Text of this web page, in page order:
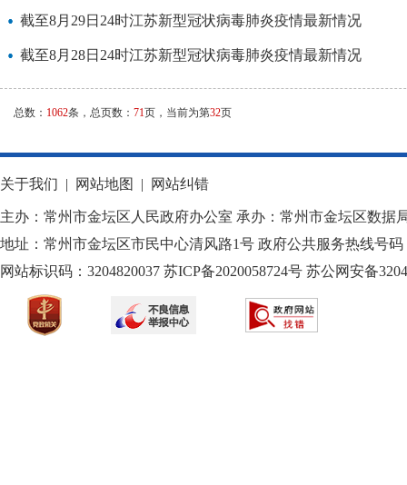
截至8月29日24时江苏新型冠状病毒肺炎疫情最新情况
截至8月28日24时江苏新型冠状病毒肺炎疫情最新情况
总数： 1062条，总页数： 71页，当前为第32页
关于我们 | 网站地图 | 网站纠错
主办：常州市金坛区人民政府办公室 承办：常州市金坛区数据
地址：常州市金坛区市民中心清风路1号 政府公共服务热线号码
网站标识码：3204820037 苏ICP备2020058724号 苏公网安备